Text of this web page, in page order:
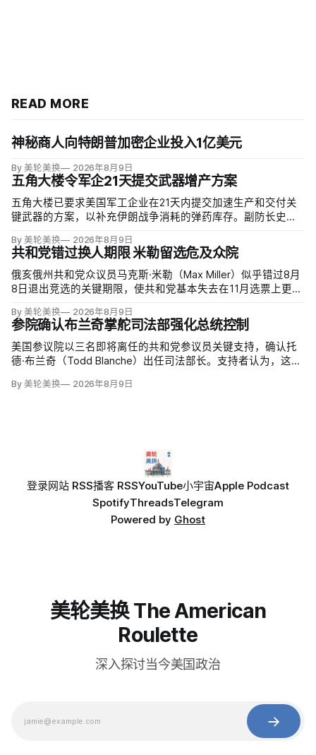
READ MORE
神秘商人向特朗普加密企业投入1亿美元
By 美轮美换 2026年8月9日
五角大楼令军企21天提交武器增产方案
五角大楼已要求美国军工企业在21天内提交加速生产和交付关
键武器的方案，以补充伊朗战争消耗的弹药库存。副防长史蒂
可接受，必须立即扩大产能；
By 美轮美换 2026年8月9日
共和党错过换人期限 米勒留选危及众院
俄亥俄州共和党众议员马克斯·米勒（Max Miller）似乎错过8月
8日退出竞选的关键期限，使共和党基本失去在11月选票上更换
Moreno）指控家暴并予以否认，众院道德委员会同时调查他是
否涉及家庭暴力、虐待或非法用药。
By 美轮美换 2026年8月9日
参院确认布兰奇掌舵司法部强化总统控制
美国参议院以三名即将离任的共和党参议员关键支持，确认托
德·布兰奇（Todd Blanche）出任司法部长。支持者认为，这位
冲动；
By 美轮美换 2026年8月9日
登录网站 RSS播客 RSSYouTube小宇宙Apple Podcast
SpotifyThreadsTelegram
Powered by Ghost
美轮美换 The American
Roulette
深入探讨当今美国政治